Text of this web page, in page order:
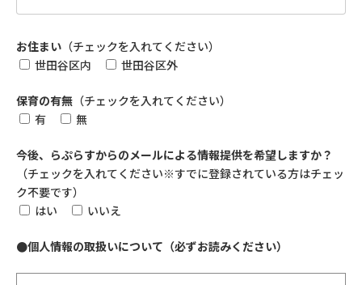
お住まい（チェックを入れてください）
世田谷区内
世田谷区外
保育の有無（チェックを入れてください）
有
無
今後、らぷらすからのメールによる情報提供を希望しますか？
（チェックを入れてください※すでに登録されている方はチェッ
ク不要です）
はい
いいえ
●個人情報の取扱いについて（必ずお読みください）